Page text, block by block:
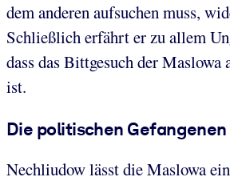
dem anderen aufsuchen muss,
Schließlich erfährt er zu allem
dass das Bittgesuch der Maslowa
ist.
Die politischen Gefangenen
Nechliudow lässt die Maslowa